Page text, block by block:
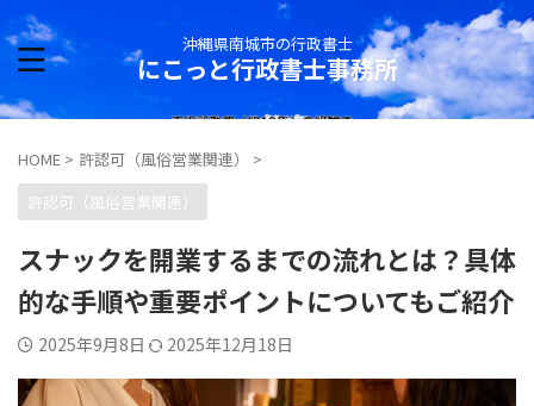
沖縄県南城市の行政書士
にこっと行政書士事務所
HOME > 許認可（風俗営業関連）
>
許認可（風俗営業関連）
スナックを開業するまでの流れとは？具体
的な手順や重要ポイントについてもご紹介
2025年9月8日 2025年12月18日